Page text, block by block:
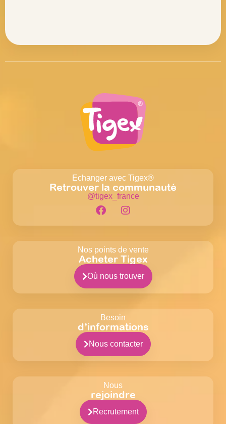
Echanger avec Tigex®
Retrouver la communauté
@tigex_france
Nos points de vente
Acheter Tigex
Où nous trouver
Besoin
d’informations
Nous contacter
Nous
rejoindre
Recrutement